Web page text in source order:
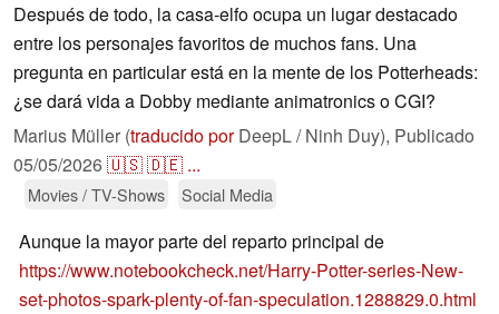
Después de todo, la casa-elfo ocupa un lugar destacado
entre los personajes favoritos de muchos fans. Una
pregunta en particular está en la mente de los Potterheads:
¿se dará vida a Dobby mediante animatronics o CGI?
Marius Müller (traducido porDeepL / Ninh Duy), Publicado
05/05/2026🇺🇸🇩🇪 ...
Movies / TV-Shows Social Media
Aunque la mayor parte del reparto principal de
https://www.notebookcheck.net/Harry-Potter-series-New-
set-photos-spark-plenty-of-fan-speculation.1288829.0.html